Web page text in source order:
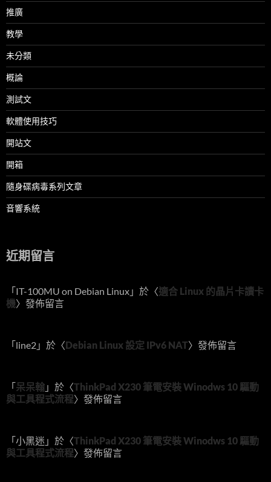
推廣
教學
未分類
概論
測試文
軟體使用技巧
開站文
開箱
隨身碟病毒系列文章
音響系統
近期留言
「IT-100MU on Debian Linux 」於〈適合 Linux 的晶片卡讀卡
機〉發佈留言
「line2 」於〈Debian Linux 設定 IPv6 NAT〉發佈留言
「呆呆翰 」於〈ThinkPad X230 筆電安裝 Winodws 10 驅動
與工具程式流程〉發佈留言
「小黑迷 」於〈ThinkPad X230 筆電安裝 Winodws 10 驅動
與工具程式流程〉發佈留言